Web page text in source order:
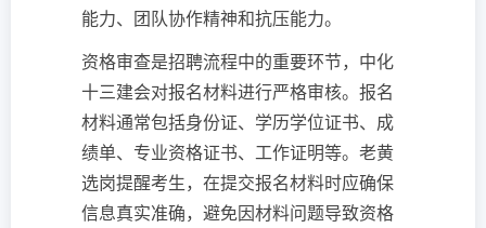
能力、团队协作精神和抗压能力。
资格审查是招聘流程中的重要环节，中化
十三建会对报名材料进行严格审核。报名
材料通常包括身份证、学历学位证书、成
绩单、专业资格证书、工作证明等。老黄
选岗提醒考生，在提交报名材料时应确保
信息真实准确，避免因材料问题导致资格